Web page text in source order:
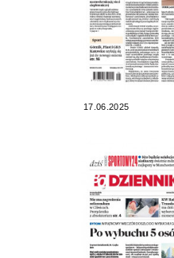
17.06.2025